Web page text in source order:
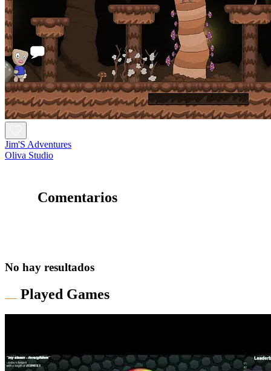
Jim'S Adventures
Oliva Studio
Comentarios
No hay resultados
Played Games